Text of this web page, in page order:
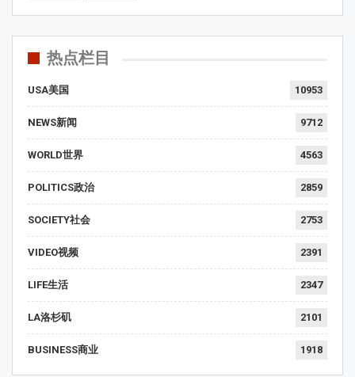
热点栏目
USA美国 10953
NEWS新闻 9712
WORLD世界 4563
POLITICS政治 2859
SOCIETY社会 2753
VIDEO视频 2391
LIFE生活 2347
LA洛杉矶 2101
BUSINESS商业 1918